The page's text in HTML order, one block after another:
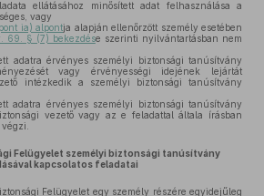
ellátásához minősített adat felhasználása a
vagy
ia) alpontja alapján ellenőrzött személy esetében
69. § (7) bekezdése szerinti nyilvántartásban nem
adatra érvényes személyi biztonsági tanúsítvány
vagy érvényességi idejének lejártát
intézkedik a személyi biztonsági tanúsítvány
adatra érvényes személyi biztonsági tanúsítvány
vezető vagy az e feladattal általa írásban
Felügyelet személyi biztonsági tanúsítvány
kapcsolatos feladatai
Felügyelet egy személy részére egyidejűleg